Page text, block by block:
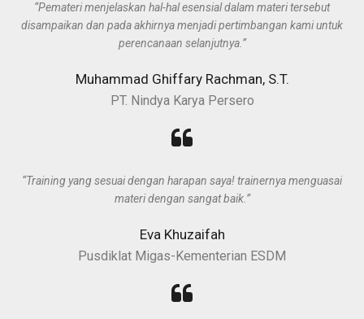
“Pemateri menjelaskan hal-hal esensial dalam materi tersebut
disampaikan dan pada akhirnya menjadi pertimbangan kami untuk
perencanaan selanjutnya.”
Muhammad Ghiffary Rachman, S.T.
PT. Nindya Karya Persero
“Training yang sesuai dengan harapan saya! trainernya menguasai
materi dengan sangat baik.”
Eva Khuzaifah
Pusdiklat Migas-Kementerian ESDM